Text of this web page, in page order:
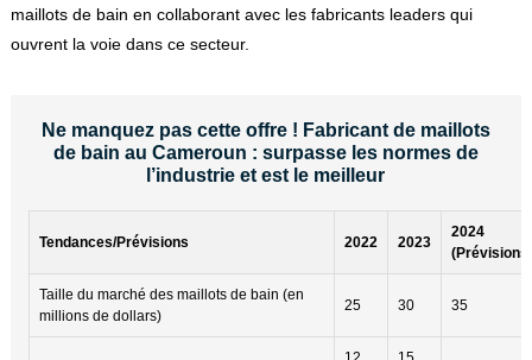
maillots de bain en collaborant avec les fabricants leaders qui
ouvrent la voie dans ce secteur.
Ne manquez pas cette offre ! Fabricant de maillots
de bain au Cameroun : surpasse les normes de
l’industrie et est le meilleur
Tendances/Prévisions 2022 2023
2024
(Prévisions)
Taille du marché des maillots de bain (en
millions de dollars)
25 30 35